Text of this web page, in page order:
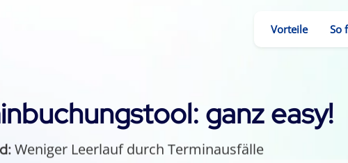
Vorteile So
ganz easy!
Weniger Leerlauf durch Terminausfälle
App oder Installation nötig